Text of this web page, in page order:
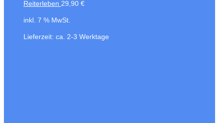
Reiterleben 29,90 €
inkl. 7 % MwSt.
Lieferzeit: ca. 2-3 Werktage